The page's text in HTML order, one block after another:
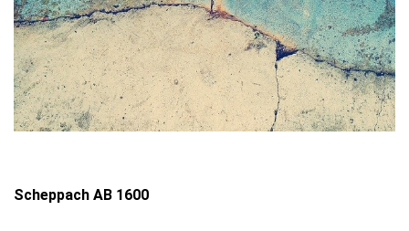
Scheppach AB 1600